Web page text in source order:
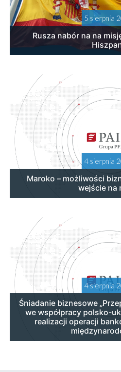
5 sierpnia
Rusza nabór na na
4 sierpnia
Maroko – możliwości
wejście na
4 sierpnia
Śniadanie biznesowe
we współpracy polsko-
realizacji operacji